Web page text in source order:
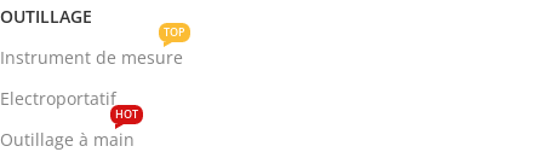
OUTILLAGE
Instrument de mesure
TOP
Electroportatif
Outillage à main
HOT